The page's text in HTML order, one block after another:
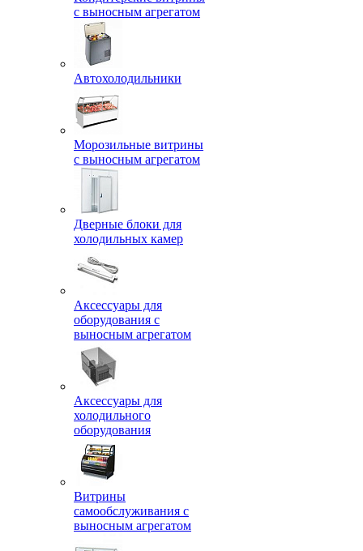
с выносным агрегатом
Автохолодильники
Морозильные витрины
с выносным агрегатом
Дверные блоки для
холодильных камер
Аксессуары для
оборудования с
выносным агрегатом
Аксессуары для
холодильного
оборудования
Витрины
самообслуживания с
выносным агрегатом